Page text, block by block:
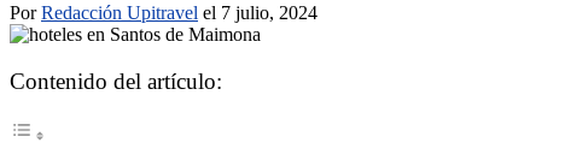
PorRedacción Upitravel el 7 julio, 2024
Contenido del artículo: